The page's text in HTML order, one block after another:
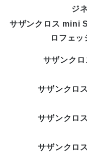
ジ
サザンクロス mini
ロフェ
サザンク
サザンクロ
サザンクロ
サザンクロ